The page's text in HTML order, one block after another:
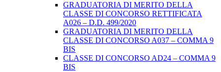
GRADUATORIA DI MERITO DELLA
CLASSE DI CONCORSO RETTIFICATA
A026 – D.D. 499/2020
GRADUATORIA DI MERITO DELLA
CLASSE DI CONCORSO A037 – COMMA 9
BIS
CLASSE DI CONCORSO AD24 – COMMA 9
BIS